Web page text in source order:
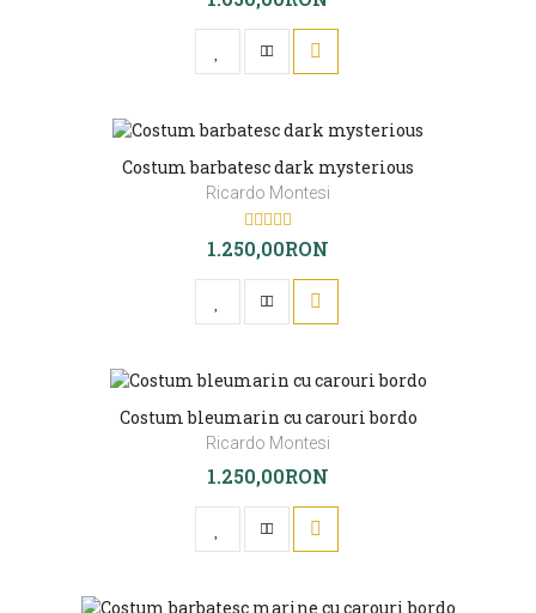
Costum barbatesc dark mysterious
Ricardo Montesi
1.250,00RON
Costum bleumarin cu carouri bordo
Ricardo Montesi
1.250,00RON